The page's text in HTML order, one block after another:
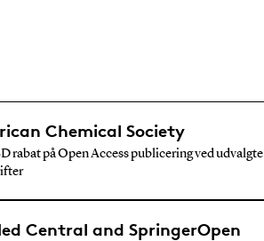
Chemical Society
rabat på Open Access publicering ved udvalgte
Central and SpringerOpen